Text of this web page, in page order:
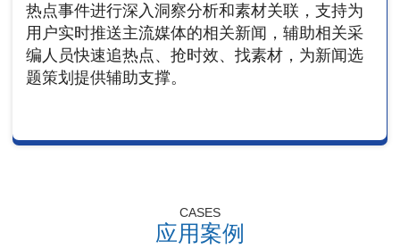
热点事件进行深入洞察分析和素材关联，支持为
用户实时推送主流媒体的相关新闻，辅助相关采
编人员快速追热点、抢时效、找素材，为新闻选
题策划提供辅助支撑。
CASES
应用案例